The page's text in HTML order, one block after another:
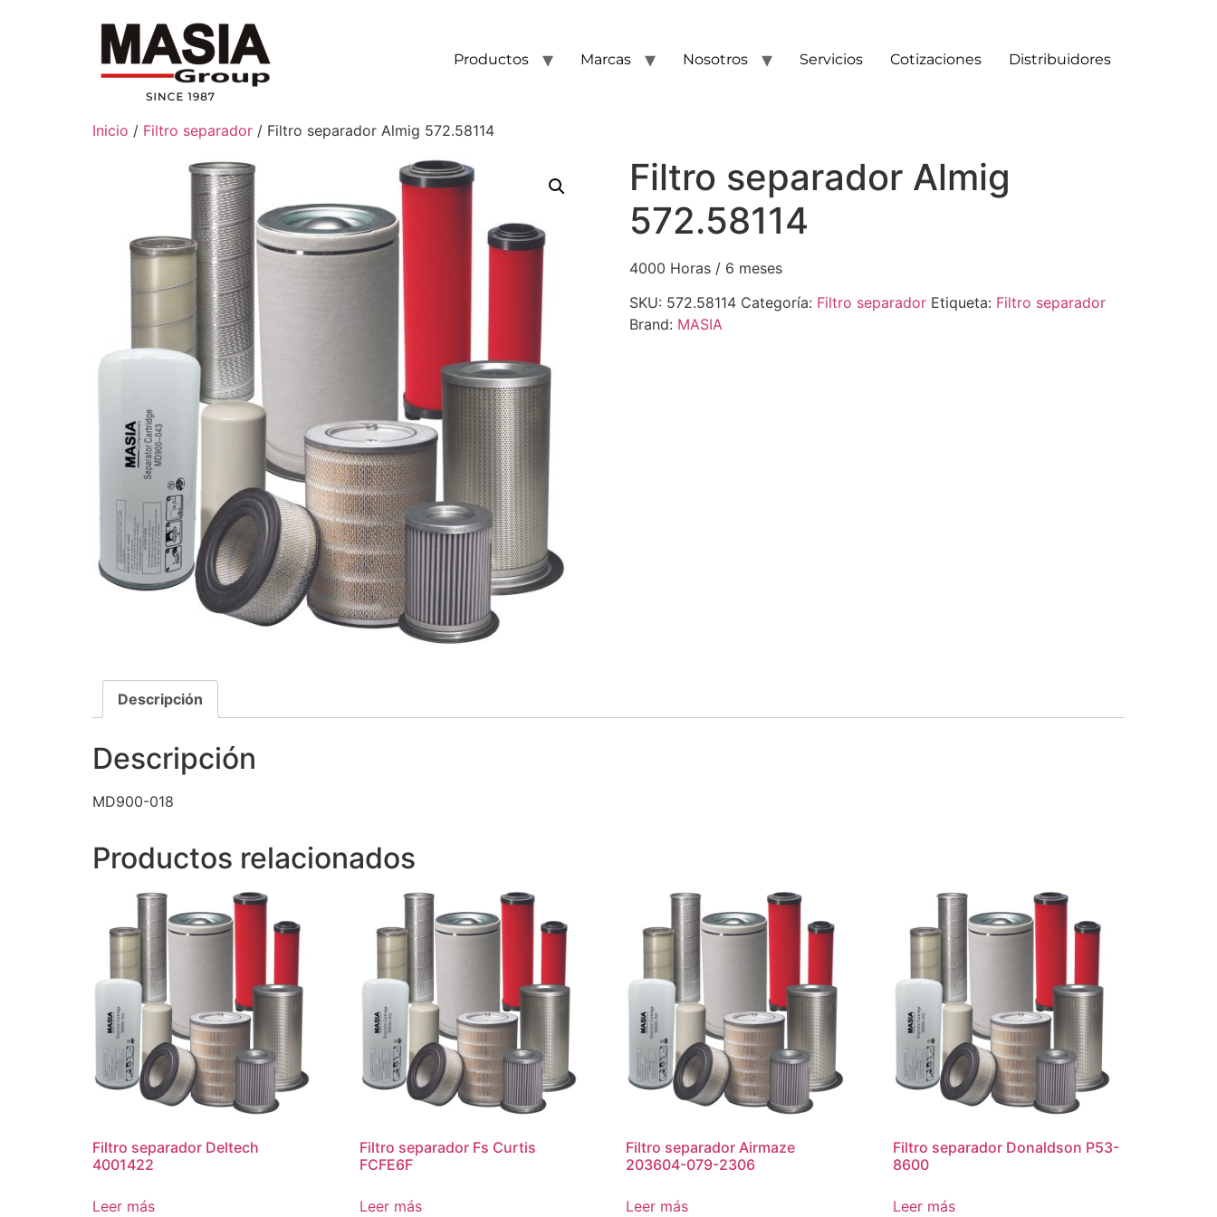
Productos Marcas Nosotros Servicios Cotizaciones Distribuidores
Inicio / Filtro separador / Filtro separador Almig 572.58114
Filtro separador Almig
572.58114
4000 Horas / 6 meses
SKU: 572.58114 Categoría: Filtro separador Etiqueta: Filtro separador
Brand: MASIA
Descripción
Descripción
MD900-018
Productos relacionados
Filtro separador Deltech
4001422
Leer más
Filtro separador Fs Curtis
FCFE6F
Leer más
Filtro separador Airmaze
203604-079-2306
Leer más
Filtro separador Donaldson P53-
8600
Leer más